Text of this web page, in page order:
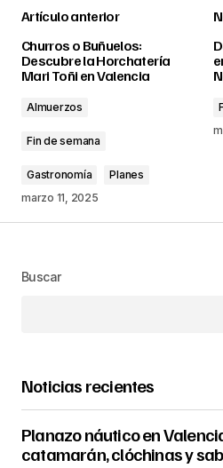
Artículo anterior
Churros o Buñuelos:
Descubre la Horchatería
Mari Toñi en Valencia
Almuerzos
Fin de semana
Gastronomía
Planes
marzo 11, 2025
Buscar
Noticias recientes
Planazo náutico en
catamarán, clóchinas y